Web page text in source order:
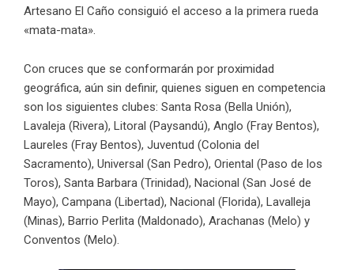
Artesano El Caño consiguió el acceso a la primera rueda
«mata-mata».
Con cruces que se conformarán por proximidad
geográfica, aún sin definir, quienes siguen en competencia
son los siguientes clubes: Santa Rosa (Bella Unión),
Lavaleja (Rivera), Litoral (Paysandú), Anglo (Fray Bentos),
Laureles (Fray Bentos), Juventud (Colonia del
Sacramento), Universal (San Pedro), Oriental (Paso de los
Toros), Santa Barbara (Trinidad), Nacional (San José de
Mayo), Campana (Libertad), Nacional (Florida), Lavalleja
(Minas), Barrio Perlita (Maldonado), Arachanas (Melo) y
Conventos (Melo).